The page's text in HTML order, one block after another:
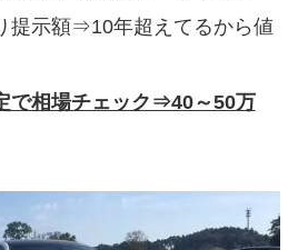
提示額⇒10年超えてるから値
で相場チェック⇒40～50万